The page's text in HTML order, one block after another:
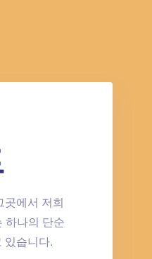
에서 저희
하나의 단순
있습니다.